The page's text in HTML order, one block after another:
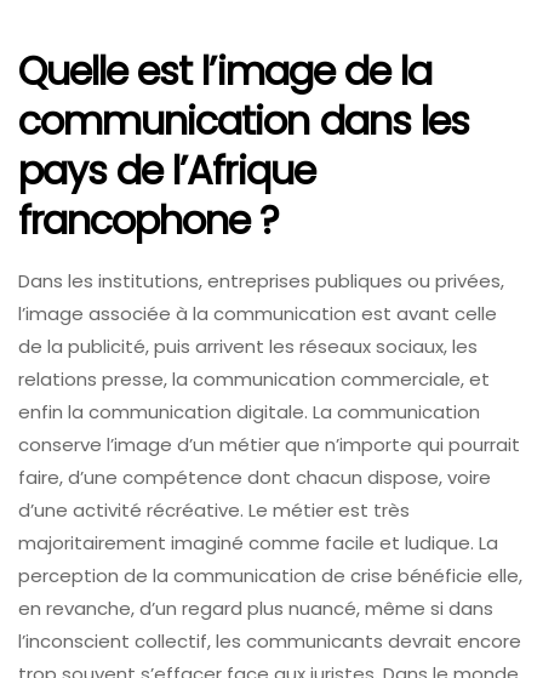
Quelle est l’image de la
communication dans les
pays de l’Afrique
francophone ?
Dans les institutions, entreprises publiques ou privées,
l’image associée à la communication est avant celle
de la publicité, puis arrivent les réseaux sociaux, les
relations presse, la communication commerciale, et
enfin la communication digitale. La communication
conserve l’image d’un métier que n’importe qui pourrait
faire, d’une compétence dont chacun dispose, voire
d’une activité récréative. Le métier est très
majoritairement imaginé comme facile et ludique. La
perception de la communication de crise bénéficie elle,
en revanche, d’un regard plus nuancé, même si dans
l’inconscient collectif, les communicants devrait encore